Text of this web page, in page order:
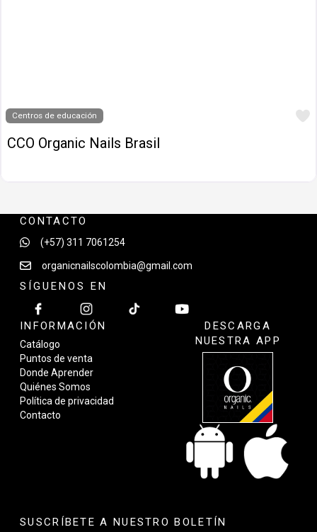
Centros de educación
CCO Organic Nails Brasil
CONTACTO
(+57) 311 7061254
organicnailscolombia@gmail.com
SÍGUENOS EN
INFORMACIÓN
Catálogo
Puntos de venta
Donde Aprender
Quiénes Somos
Política de privacidad
Contacto
DESCARGA
NUESTRA APP
SUSCRÍBETE A NUESTRO BOLETÍN